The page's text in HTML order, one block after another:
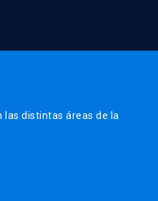
las distintas áreas de la